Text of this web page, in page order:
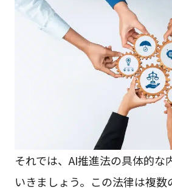
それでは、AI推進法の具体的な
いきましょう。この法律は複